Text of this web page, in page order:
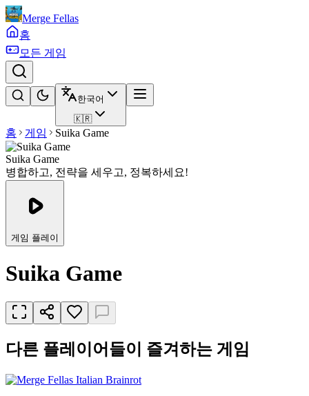
Merge Fellas
홈
모든 게임
한국어
🇰🇷
홈 게임 Suika Game
Suika Game
병합하고, 전략을 세우고, 정복하세요!
게임 플레이
Suika Game
다른 플레이어들이 즐겨하는 게임